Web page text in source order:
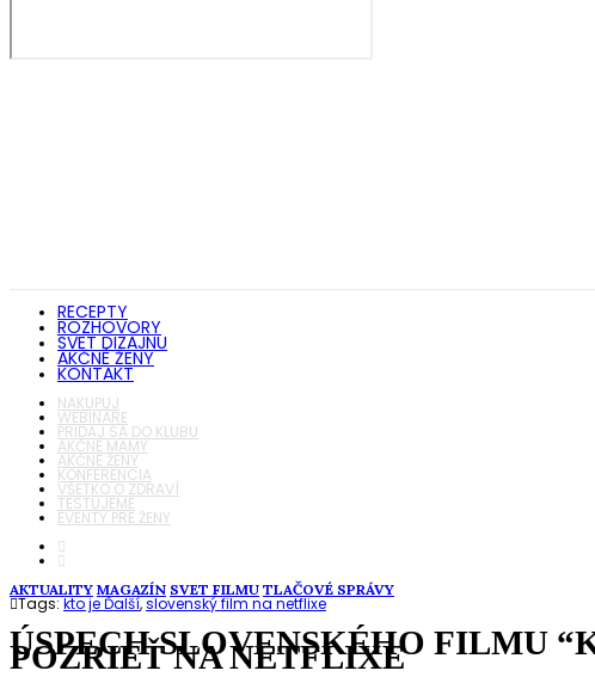
RECEPTY
ROZHOVORY
SVET DIZAJNU
AKČNÉ ŽENY
KONTAKT
NAKUPUJ
WEBINÁRE
PRIDAJ SA DO KLUBU
AKČNÉ MAMY
AKČNÉ ŽENY
KONFERENCIA
VŠETKO O ZDRAVÍ
TESTUJEME
EVENTY PRE ŽENY
AKTUALITY MAGAZÍN SVET FILMU TLAČOVÉ SPRÁVY
Tags:kto je Ďalší,slovenský film na netflixe
ÚSPECH SLOVENSKÉHO FILMU
POZRIEŤ NA NETFLIXE